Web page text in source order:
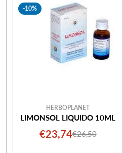
-10%
HERBOPLANET
LIMONSOL LIQUIDO 10ML
Prezzo
€23,74Prezzo
€26,50